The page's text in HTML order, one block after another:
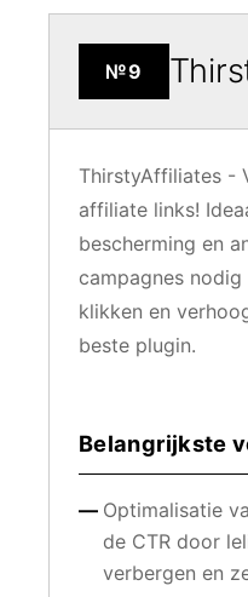
№9
ThirstyAffiliates -
affiliate links!
bescherming en
campagnes
klikken en
beste plugin.
Belangrijkste
Optimalisatie
de CTR door
verbergen en